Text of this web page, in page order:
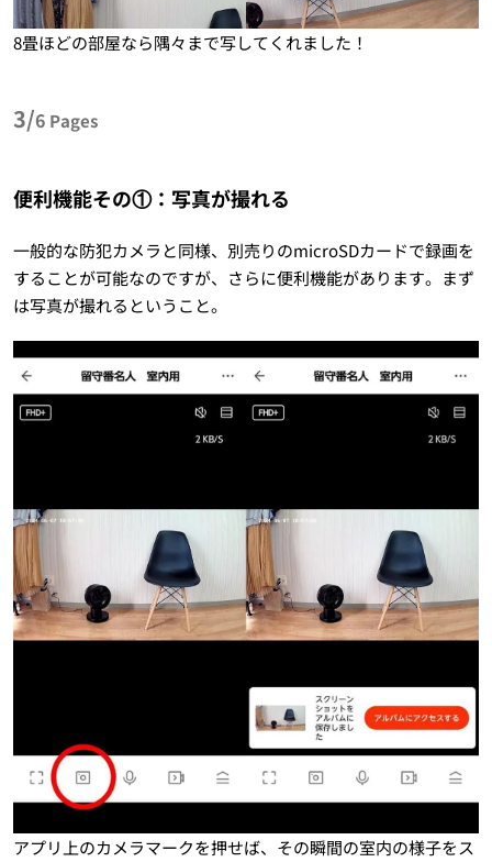
8畳ほどの部屋なら隅々まで写してくれました！
3/6 Pages
便利機能その①：写真が撮れる
一般的な防犯カメラと同様、別売りのmicroSDカードで録画を
することが可能なのですが、さらに便利機能があります。まず
は写真が撮れるということ。
アプリ上のカメラマークを押せば、その瞬間の室内の様子をス